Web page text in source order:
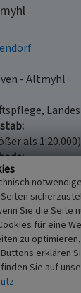
- Altmyhl
als 1:20.000)
Sie die Seite
für eine
zu
erklären
Sie auf